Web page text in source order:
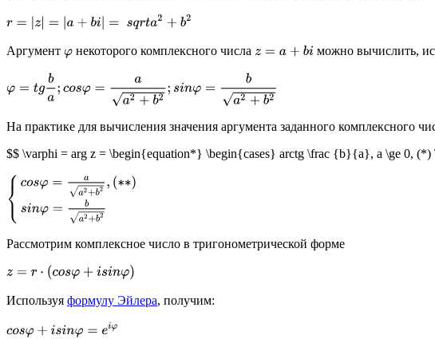
r =|z =|a+bi|= sqr a2+b2
Аргумент φ некоторого комплексного числа z=a+b i можно вычислить,
φ 2+ φ
На практике для вычисления значения аргумента заданного комплексного
$$ \varphi = arg z = \begin{equation*} \begin{cases} arctg \frac {b}{a}, a \ge 0,
{c osφ=a a2+b2,(∗∗ sinφ=
Рассмотрим комплексное число в тригонометрической форме
z=r ⋅(cosφ+isi nφ)
Используя формулу Эйлера, получим:
co sφ +isinφ= eiφ